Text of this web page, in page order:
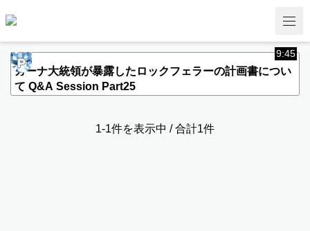
P
9:45
ガーナ大統領が暴露したロックフェラーの計画書につい
て Q&A Session Part25
1-1件を表示中 / 合計1件